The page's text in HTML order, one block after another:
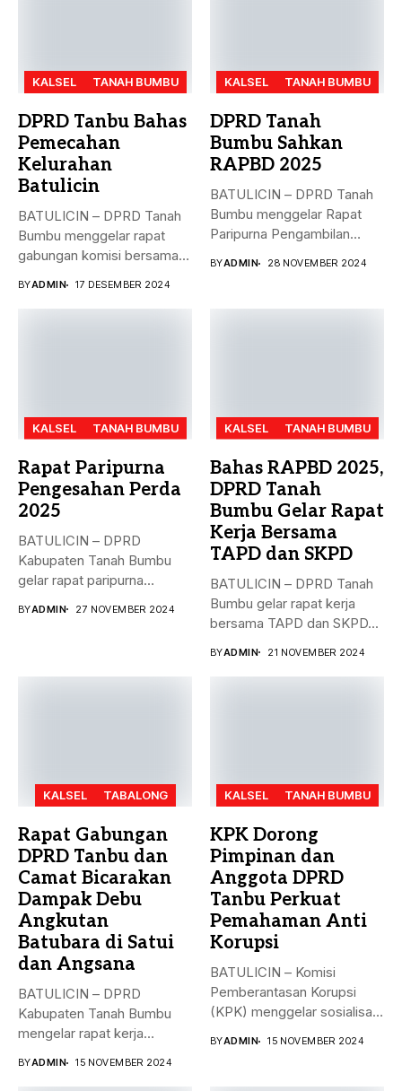
KALSEL TANAH BUMBU
DPRD Tanbu Bahas
Pemecahan
Kelurahan
Batulicin
BATULICIN – DPRD Tanah
Bumbu menggelar rapat
gabungan komisi bersama
BYADMIN 17 DESEMBER 2024
KALSEL TANAH BUMBU
DPRD Tanah
Bumbu Sahkan
RAPBD 2025
BATULICIN – DPRD Tanah
Bumbu menggelar Rapat
Paripurna Pengambilan
BYADMIN 28 NOVEMBER 2024
KALSEL TANAH BUMBU
Rapat Paripurna
Pengesahan Perda
2025
BATULICIN – DPRD
Kabupaten Tanah Bumbu
gelar rapat paripurna
BYADMIN 27 NOVEMBER 2024
KALSEL TANAH BUMBU
Bahas RAPBD 2025,
DPRD Tanah
Bumbu Gelar Rapat
Kerja Bersama
TAPD dan SKPD
BATULICIN – DPRD Tanah
Bumbu gelar rapat kerja
bersama TAPD dan SKPD...
BYADMIN 21 NOVEMBER 2024
KALSEL TABALONG
Rapat Gabungan
DPRD Tanbu dan
Camat Bicarakan
Dampak Debu
Angkutan
Batubara di Satui
dan Angsana
BATULICIN – DPRD
Kabupaten Tanah Bumbu
mengelar rapat kerja
BYADMIN 15 NOVEMBER 2024
KALSEL TANAH BUMBU
KPK Dorong
Pimpinan dan
Anggota DPRD
Tanbu Perkuat
Pemahaman Anti
Korupsi
BATULICIN – Komisi
Pemberantasan Korupsi
(KPK) menggelar sosialisasi
BYADMIN 15 NOVEMBER 2024